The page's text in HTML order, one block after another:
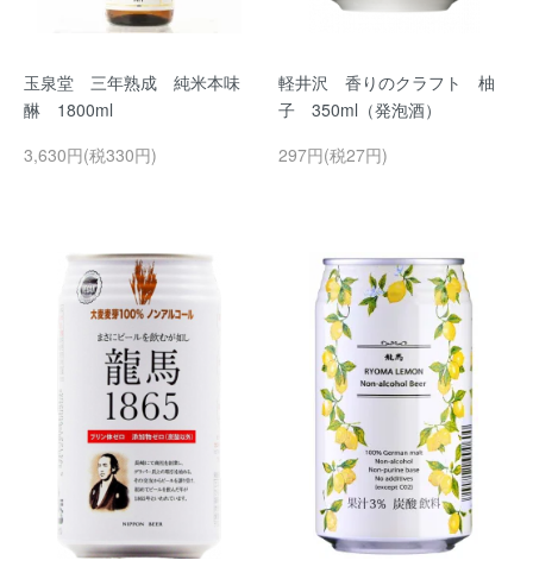
玉泉堂 三年熟成 純米本味
醂 1800ml
3,630円(税330円)
軽井沢 香りのクラフト 柚
子 350ml（発泡酒）
297円(税27円)